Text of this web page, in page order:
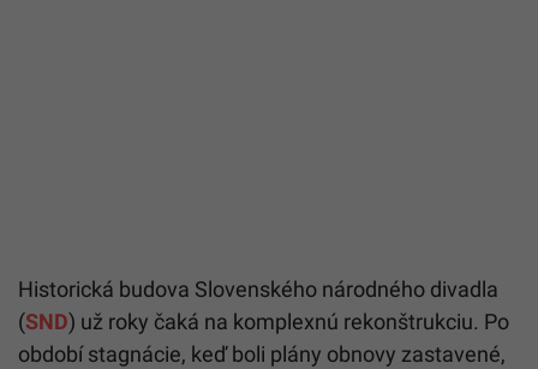
Historická budova Slovenského národného divadla
(SND) už roky čaká na komplexnú rekonštrukciu. Po
období stagnácie, keď boli plány obnovy zastavené,